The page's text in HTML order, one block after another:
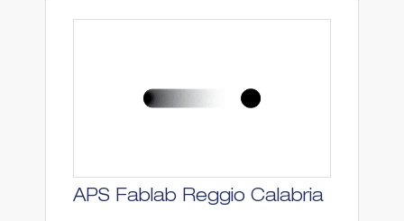
APS Fablab Reggio Calabria